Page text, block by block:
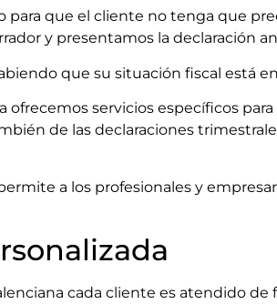
para que el cliente no tenga que
y presentamos la declaración
que su situación fiscal está
servicios específicos
de las declaraciones
a los profesionales y
cada cliente es atendido